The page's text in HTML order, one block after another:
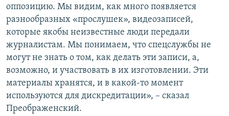
оппозицию. Мы видим, как много появляется
разнообразных «прослушек», видеозаписей,
которые якобы неизвестные люди передали
журналистам. Мы понимаем, что спецслужбы не
могут не знать о том, как делать эти записи, а,
возможно, и участвовать в их изготовлении. Эти
материалы хранятся, и в какой-то момент
используются для дискредитации», – сказал
Преображенский.